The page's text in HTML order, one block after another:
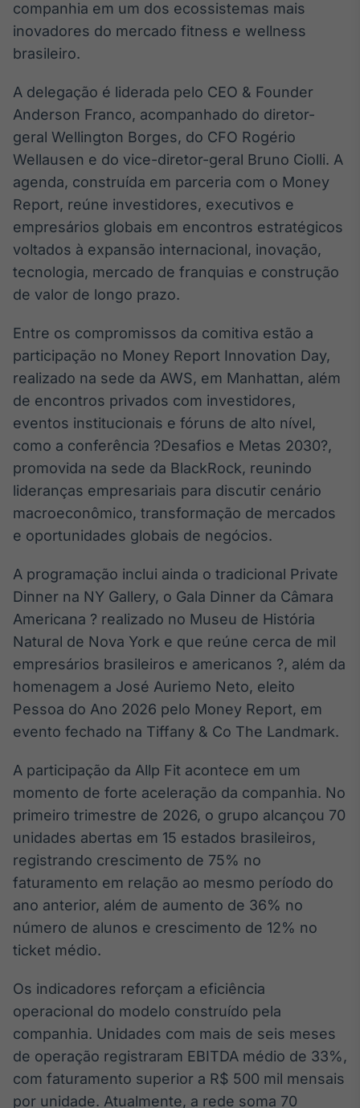
Broadcast
headlines de
notícias
Broadcast
Widgets
para conteúdos e
funcionalidades
Broadcast
dados para
displays e telas
Broadcast
Curadoria
Curadoria de
conteúdos
noticiosos
Soluções de
Tecnologia
Broadcast
Radar
Monitoramento
inteligente de
notícias e
Broadcast
Fundos
A melhor
plataforma para
analisar fundos
de investimento
IA
Em breve
BroadFast
Em breve
Gestão de
Investimentos
Em breve
companhia em um dos ecossistemas mais
inovadores do mercado fitness e wellness
brasileiro.
A delegação é liderada pelo CEO & Founder
Anderson Franco, acompanhado do diretor-
geral Wellington Borges, do CFO Rogério
Wellausen e do vice-diretor-geral Bruno Ciolli. A
agenda, construída em parceria com o Money
Report, reúne investidores, executivos e
empresários globais em encontros estratégicos
voltados à expansão internacional, inovação,
tecnologia, mercado de franquias e construção
de valor de longo prazo.
Entre os compromissos da comitiva estão a
participação no Money Report Innovation Day,
realizado na sede da AWS, em Manhattan, além
de encontros privados com investidores,
eventos institucionais e fóruns de alto nível,
como a conferência ?Desafios e Metas 2030?,
promovida na sede da BlackRock, reunindo
lideranças empresariais para discutir cenário
macroeconômico, transformação de mercados
e oportunidades globais de negócios.
A programação inclui ainda o tradicional Private
Dinner na NY Gallery, o Gala Dinner da Câmara
Americana ? realizado no Museu de História
Natural de Nova York e que reúne cerca de mil
empresários brasileiros e americanos ?, além da
homenagem a José Auriemo Neto, eleito
Pessoa do Ano 2026 pelo Money Report, em
evento fechado na Tiffany & Co The Landmark.
A participação da Allp Fit acontece em um
momento de forte aceleração da companhia. No
primeiro trimestre de 2026, o grupo alcançou 70
unidades abertas em 15 estados brasileiros,
registrando crescimento de 75% no
faturamento em relação ao mesmo período do
ano anterior, além de aumento de 36% no
número de alunos e crescimento de 12% no
ticket médio.
Os indicadores reforçam a eficiência
operacional do modelo construído pela
companhia. Unidades com mais de seis meses
de operação registraram EBITDA médio de 33%,
com faturamento superior a R$ 500 mil mensais
por unidade. Atualmente, a rede soma 70